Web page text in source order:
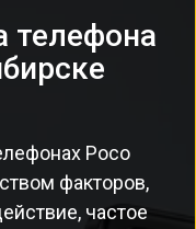
телефона
Poco
факторов,
частое